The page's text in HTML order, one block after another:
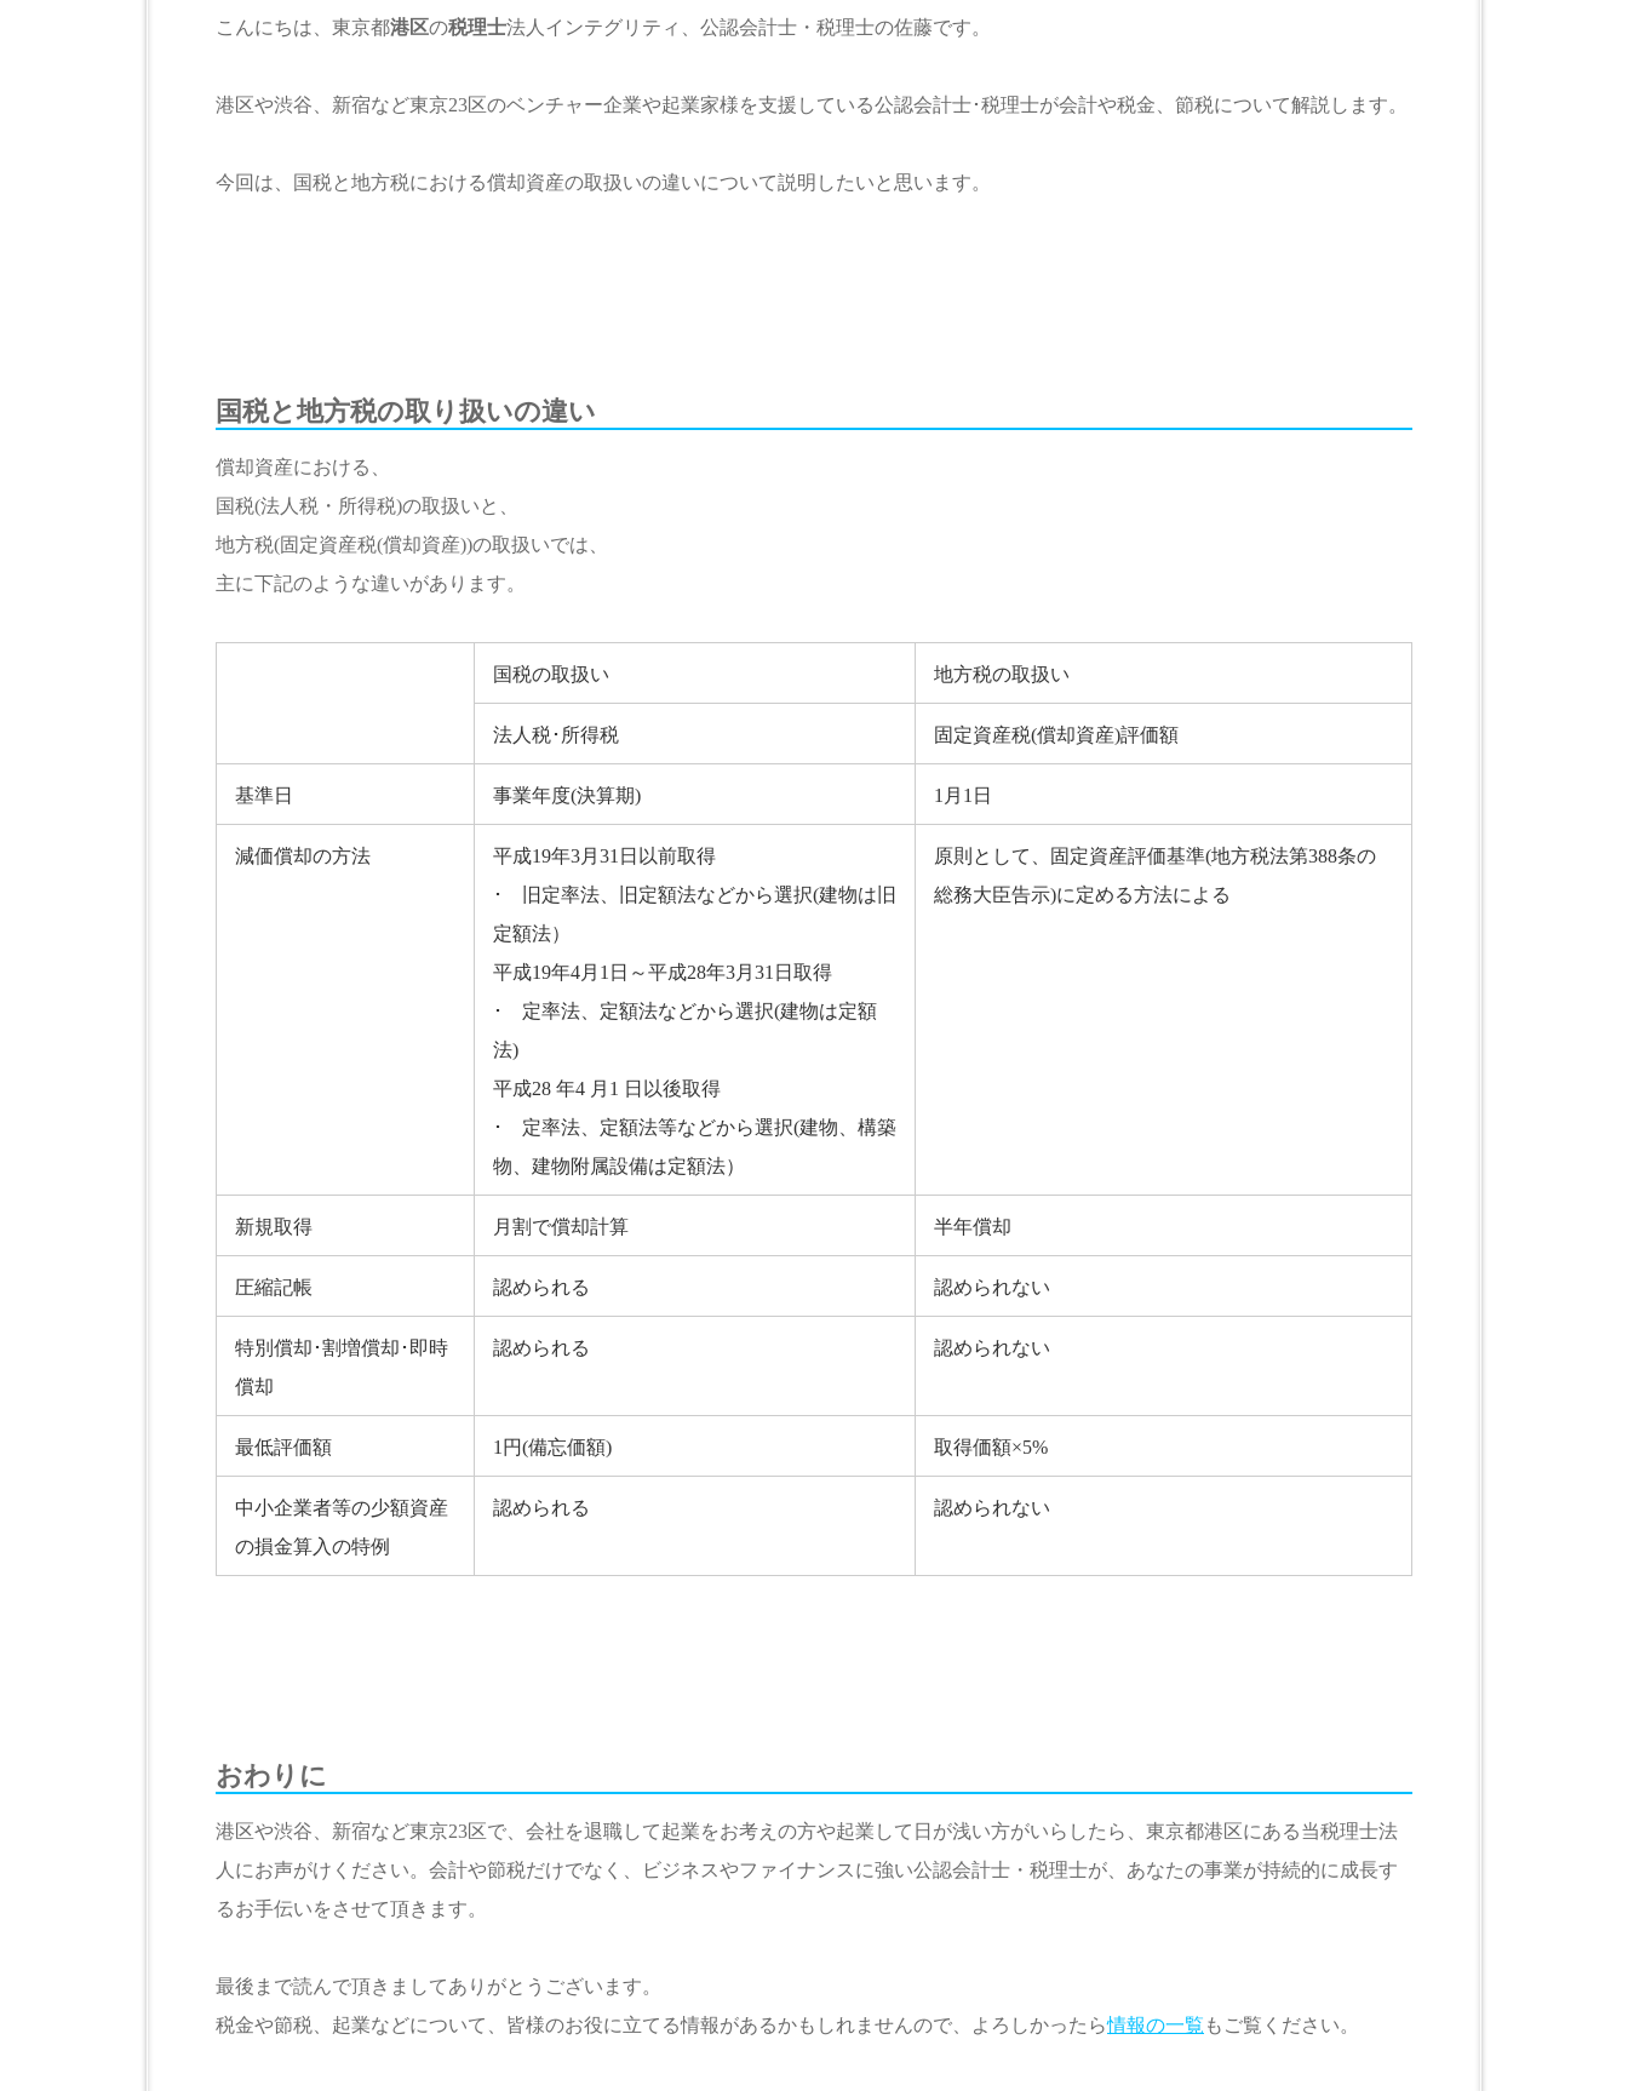
こんにちは、東京都港区の税理士法人インテグリティ、公認会計士・税理士の佐藤です。
港区や渋谷、新宿など東京23区のベンチャー企業や起業家様を支援している公認会計士･税理士が会計や税金、節税について解説します。
今回は、国税と地方税における償却資産の取扱いの違いについて説明したいと思います。
国税と地方税の取り扱いの違い
償却資産における、
国税(法人税・所得税)の取扱いと、
地方税(固定資産税(償却資産))の取扱いでは、
主に下記のような違いがあります。
国税の取扱い 地方税の取扱い
法人税･所得税 固定資産税(償却資産)評価額
基準日 事業年度(決算期) 1月1日
減価償却の方法
平成19年3月31日以前取得
･ 旧定率法、旧定額法などから選択(建物は旧
定額法）
平成19年4月1日～平成28年3月31日取得
･ 定率法、定額法などから選択(建物は定額
法)
平成28 年4 月1 日以後取得
･ 定率法、定額法等などから選択(建物、構築
物、建物附属設備は定額法）
原則として、固定資産評価基準(地方税法第388条の
総務大臣告示)に定める方法による
新規取得 月割で償却計算 半年償却
圧縮記帳 認められる 認められない
特別償却･割増償却･即時
償却
認められる 認められない
最低評価額 1円(備忘価額) 取得価額×5%
中小企業者等の少額資産
の損金算入の特例
認められる 認められない
おわりに
港区や渋谷、新宿など東京23区で、会社を退職して起業をお考えの方や起業して日が浅い方がいらしたら、東京都港区にある当税理士法
人にお声がけください。会計や節税だけでなく、ビジネスやファイナンスに強い公認会計士・税理士が、あなたの事業が持続的に成長す
るお手伝いをさせて頂きます。
最後まで読んで頂きましてありがとうございます。
税金や節税、起業などについて、皆様のお役に立てる情報があるかもしれませんので、よろしかったら情報の一覧 もご覧ください。